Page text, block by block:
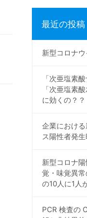
最近の投稿
新型コロナ
「次亜塩素
「次亜塩素
に効くの？？
企業におけ
ス陽性者発
新型コロナ
覚・味覚異
の10人に1人
PCR 検査の